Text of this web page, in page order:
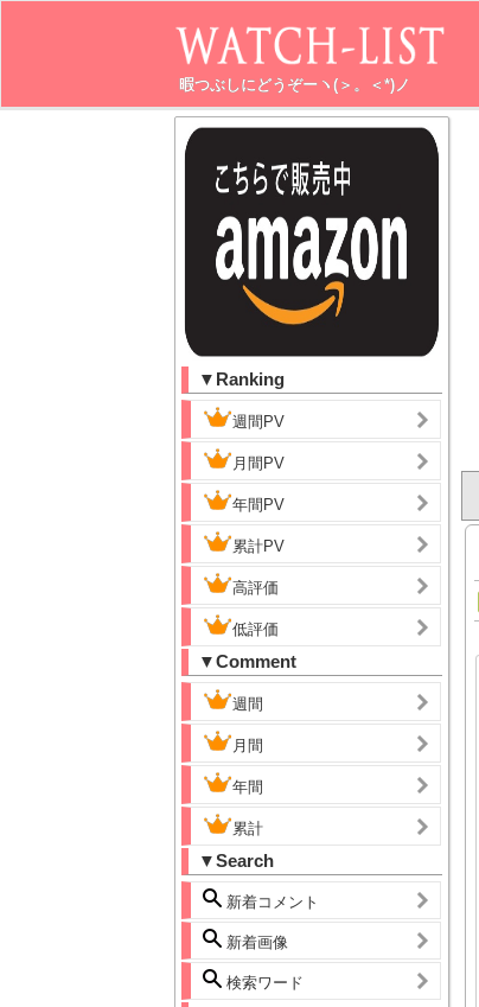
暇つぶしにどうぞーヽ(＞。＜*)ノ
▼Ranking
週間PV
月間PV
年間PV
累計PV
高評価
低評価
▼Comment
週間
月間
年間
累計
▼Search
新着コメント
新着画像
検索ワード